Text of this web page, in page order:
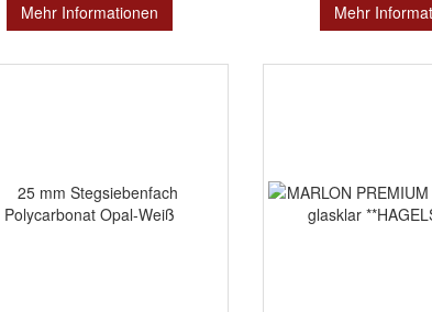
Mehr Informationen
Mehr